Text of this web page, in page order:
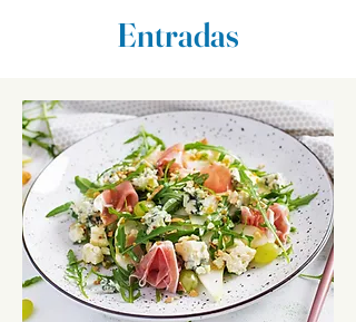
Entradas